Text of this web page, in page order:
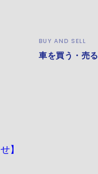
BUY AND SELL
車を買う・売る
をご覧くださいね！
】